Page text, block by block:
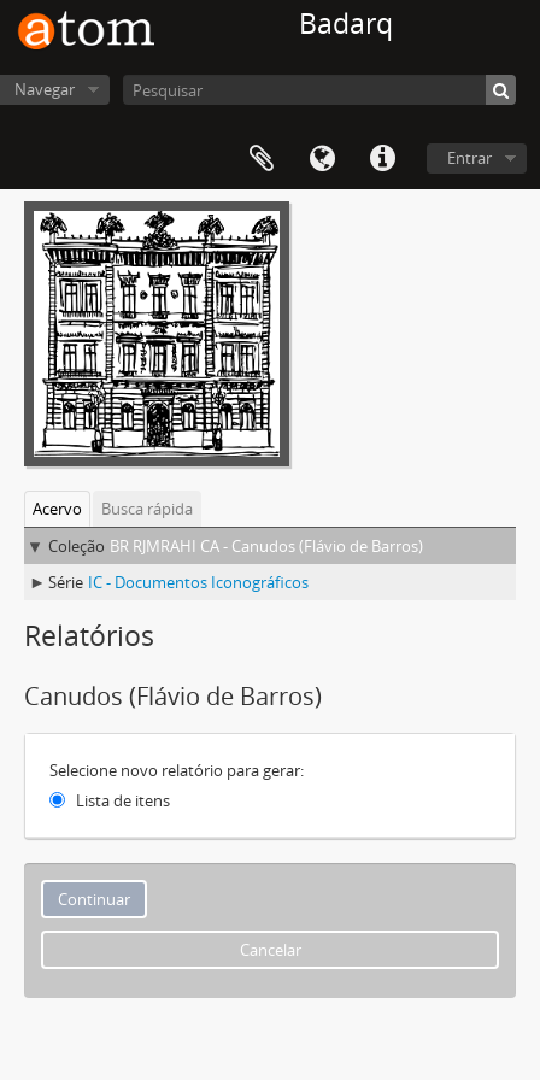
Badarq
Navegar
Entrar
Acervo
Busca rápida
Coleção BR RJMRAHI CA - Canudos (Flávio de Barros)
Série IC - Documentos Iconográficos
Relatórios
Canudos (Flávio de Barros)
Selecione novo relatório para gerar:
Lista de itens
Cancelar